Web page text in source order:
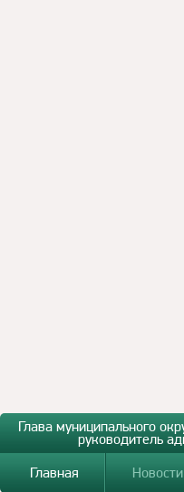
Глава муниципального
руководитель
Главная
Новости